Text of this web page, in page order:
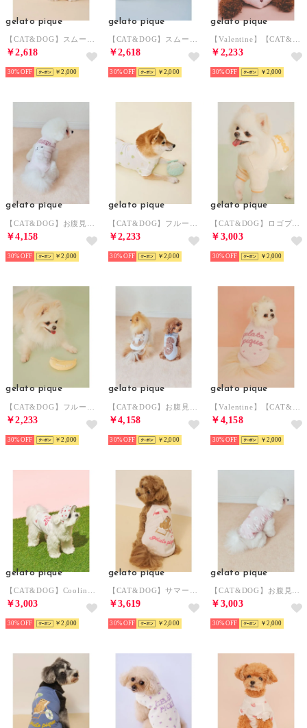
gelato pique
￥2,618
30% ￥2,000
gelato pique
￥2,618
30% ￥2,000
gelato pique
￥2,233
30% ￥2,000
gelato pique
￥4,158
30% ￥2,000
gelato pique
￥2,233
30% ￥2,000
gelato pique
￥3,003
30% ￥2,000
gelato pique
￥2,233
30% ￥2,000
gelato pique
￥4,158
30% ￥2,000
gelato pique
￥4,158
30% ￥2,000
gelato pique
￥3,003
30% ￥2,000
gelato pique
￥3,619
30% ￥2,000
gelato pique
￥3,003
30% ￥2,000